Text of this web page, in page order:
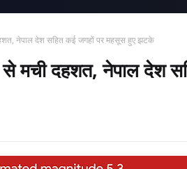
नेपाल देश सहित कई जगहों पर महसूस हुए झटके
मची दहशत, नेपाल देश